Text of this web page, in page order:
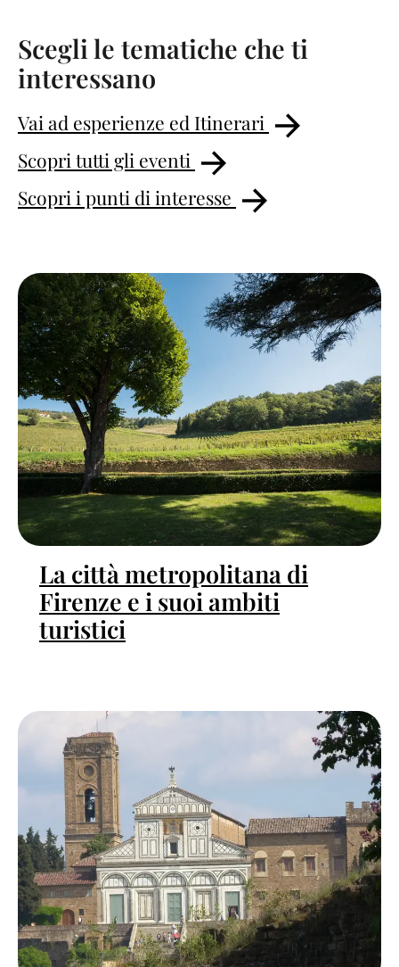
Scegli le tematiche che ti
interessano
Vai ad esperienze ed Itinerari
Scopri tutti gli eventi
Scopri i punti di interesse
La città metropolitana di
Firenze e i suoi ambiti
turistici